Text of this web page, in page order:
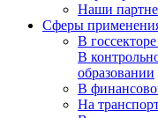
Наши
Сферы
В
В
образовании
В
На